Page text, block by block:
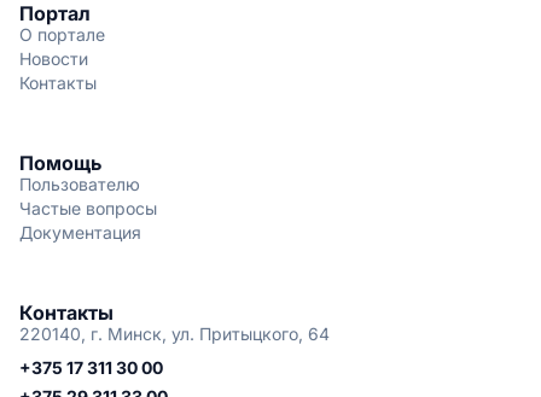
Портал
О портале
Новости
Контакты
Помощь
Пользователю
Частые вопросы
Документация
Контакты
220140, г. Минск, ул. Притыцкого, 64
+375 17 311 30 00